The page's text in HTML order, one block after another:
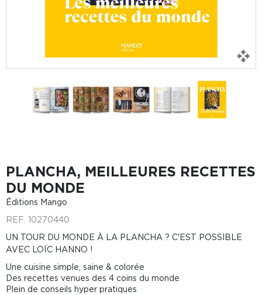
PLANCHA, MEILLEURES RECETTES
DU MONDE
Éditions Mango
REF. 10270440
UN TOUR DU MONDE À LA PLANCHA ? C'EST POSSIBLE
AVEC LOÏC HANNO !
Une cuisine simple, saine & colorée
Des recettes venues des 4 coins du monde
Plein de conseils hyper pratiques